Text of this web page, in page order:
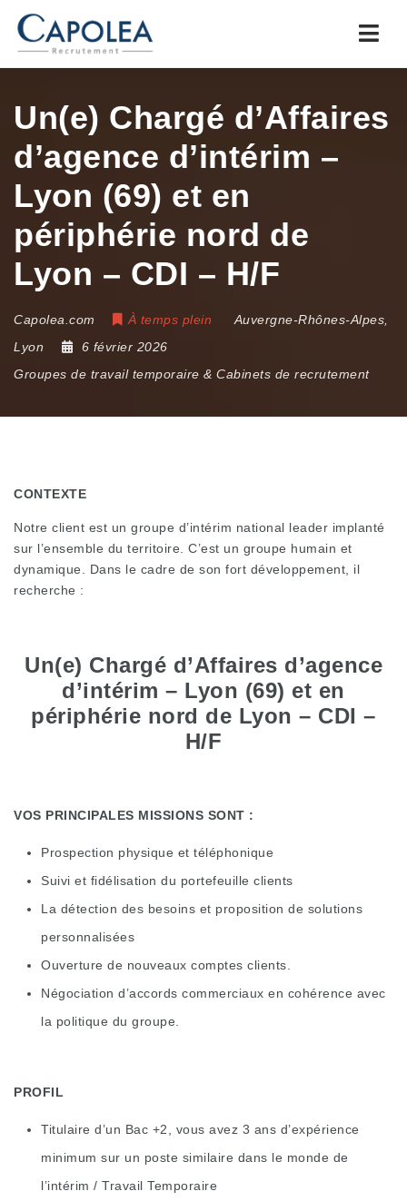
Un(e) Chargé d’Affaires
d’agence d’intérim –
Lyon (69) et en
périphérie nord de
Lyon – CDI – H/F
Capolea.com À temps plein Auvergne-Rhônes-Alpes
Lyon
6 février 2026
Groupes de travail temporaire & Cabinets de recrutement
CONTEXTE
Notre client est un groupe d’intérim national leader implanté
sur l’ensemble du territoire. C’est un groupe humain et
dynamique. Dans le cadre de son fort développement, il
recherche :
Un(e) Chargé d’Affaires d’agence
d’intérim – Lyon (69) et en
périphérie nord de Lyon – CDI –
H/F
VOS PRINCIPALES MISSIONS SONT :
Prospection physique et téléphonique
Suivi et fidélisation du portefeuille clients
La détection des besoins et proposition de solutions
personnalisées
Ouverture de nouveaux comptes clients.
Négociation d’accords commerciaux en cohérence avec
la politique du groupe.
PROFIL
Titulaire d’un Bac +2, vous avez 3 ans d’expérience
minimum sur un poste similaire dans le monde de
l’intérim / Travail Temporaire